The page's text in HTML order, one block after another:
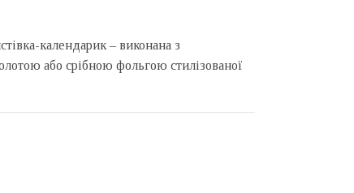
календарик – виконана з
або срібною фольгою стилізованої